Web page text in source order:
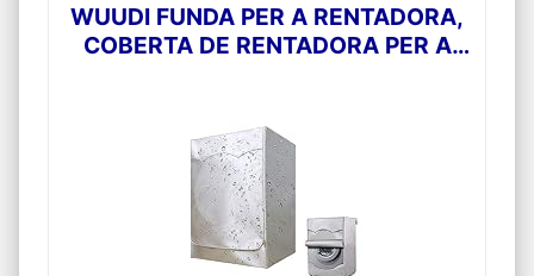
WUUDI FUNDA PER A RENTADORA,
COBERTA DE RENTADORA PER A